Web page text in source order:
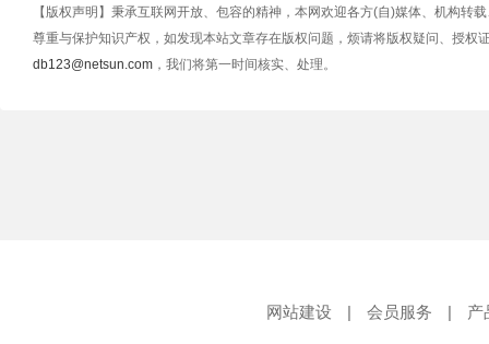
【版权声明】秉承互联网开放、包容的精神，本网欢迎各方(自)媒体、机构转
尊重与保护知识产权，如发现本站文章存在版权问题，烦请将版权疑问、授权
db123@netsun.com ，我们将第一时间核实、处理。
网站建设 | 会员服务 | 产